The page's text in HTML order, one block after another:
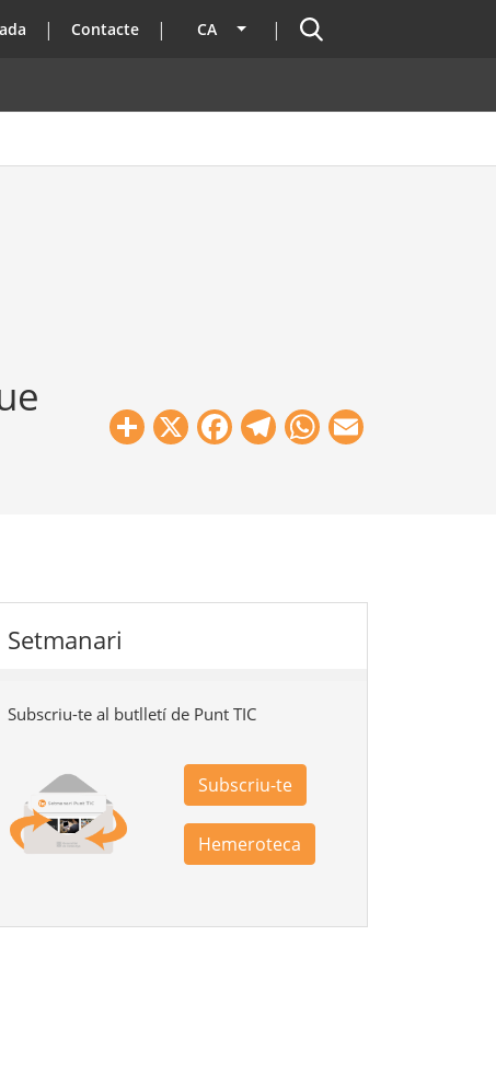
Contacte CA Llista les accions addicionals
Cercador
Share
X Facebook
Telegram
WhatsApp
Setmanari
Subscriu-te al butlletí de Punt TIC
Subscriu-te
Hemeroteca